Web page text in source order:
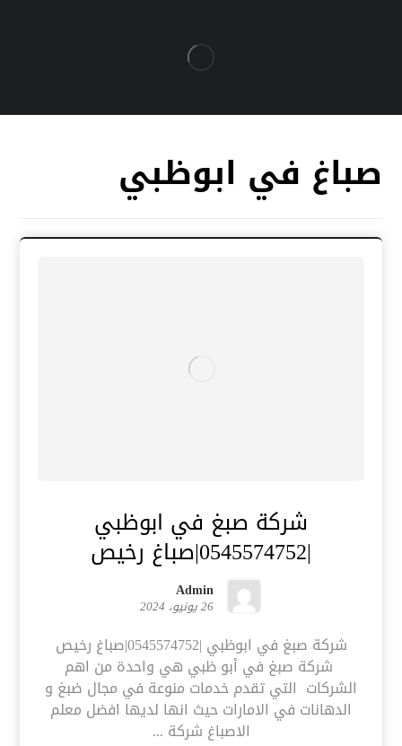
صباغ في ابوظبي
شركة صبغ في ابوظبي
|0545574752|صباغ رخيص
Admin
26 يونيو، 2024
شركة صبغ في ابوظبي |0545574752|صباغ رخيص
شركة صبغ في أبو ظبي هي واحدة من اهم
الشركات التي تقدم خدمات منوعة في مجال ضبغ و
الدهانات في الامارات حيث انها لديها افضل معلم
الاصباغ شركة ...